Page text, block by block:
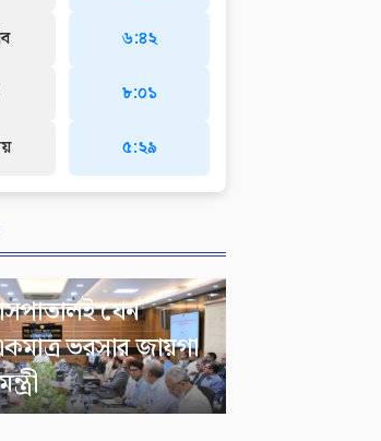
৬:৪২
৮:০১
৫:২৯
যেন
ভরসার জায়গা